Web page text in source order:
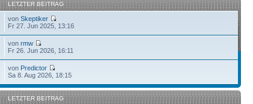
LETZTER BEITRAG
vonSkeptiker
Fr 27. Jun 2025, 13:16
vonrmw
Fr 26. Jun 2026, 16:11
von Predictor
Sa 8. Aug 2026, 18:15
LETZTER BEITRAG